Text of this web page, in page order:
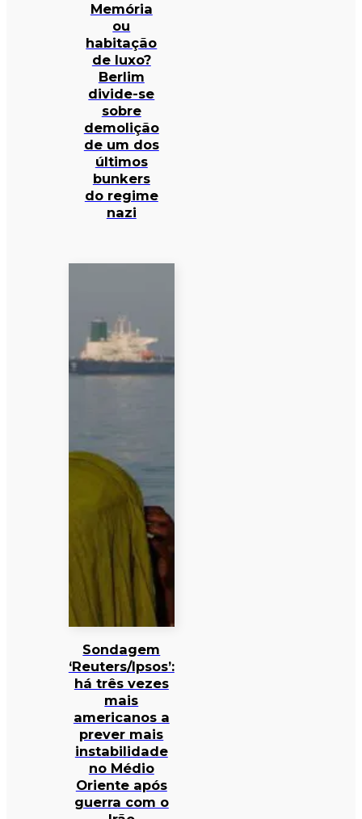
Memória
ou
habitação
de luxo?
Berlim
divide-se
sobre
demolição
de um dos
últimos
bunkers
do regime
nazi
Sondagem
‘Reuters/Ipsos’:
há três vezes
mais
americanos a
prever mais
instabilidade
no Médio
Oriente após
guerra com o